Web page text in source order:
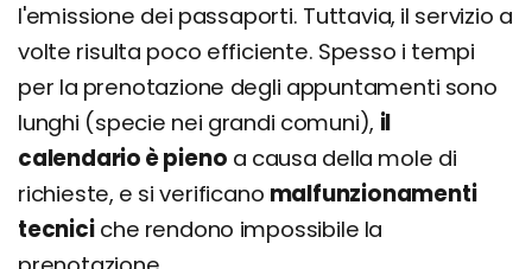
l'emissione dei passaporti. Tuttavia, il servizio a
volte risulta poco efficiente. Spesso i tempi
per la prenotazione degli appuntamenti sono
lunghi (specie nei grandi comuni), il
calendario è pieno a causa della mole di
richieste, e si verificano malfunzionamenti
tecniciche rendono impossibile la